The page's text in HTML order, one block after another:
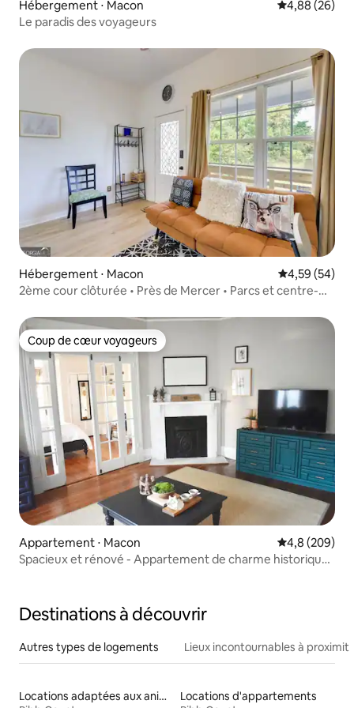
Hébergement ⋅ Macon Évaluation
4,88 (26)
Le paradis des voyageurs
Hébergement ⋅ Macon Évaluation
4,59 (54)
2ème cour clôturée • Près de Mercer • Parcs et centre-
Coup de cœur voyageurs
Coup de cœur voyageurs
Appartement ⋅ Macon Évaluation
4,8 (209)
Spacieux et rénové - Appartement de charme historique
Destinations à découvrir
Autres types de logements Lieux incontournables à
Locations adaptées aux animaux
Locations d'appartements